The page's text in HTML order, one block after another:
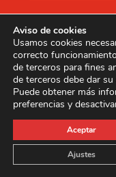
Conócenos
Nuestra filosofía
Nuestra historia
Nuestra fábrica
Trabaja con nuestro
Aviso de cookies
Usamos cookies
correcto
de terceros para fines
de terceros debe dar
Puede obtener más
preferencias y
Aceptar
Ajustes